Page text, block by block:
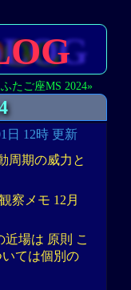
ふたご座MS 2024»
日 12時 更新
周期の威力と
察メモ 12月
場は 原則 こ
ては個別の